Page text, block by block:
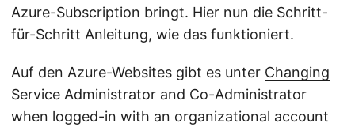
Azure-Subscription bringt. Hier nun die Schritt-
für-Schritt Anleitung, wie das funktioniert.
Auf den Azure-Websites gibt es unter Changing
Service Administrator and Co-Administrator
when logged-in with an organizational account